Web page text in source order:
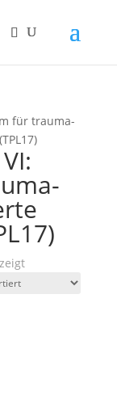
für trauma-
Nach
Beliebtheit